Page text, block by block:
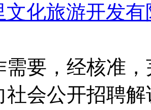
文化旅游开发
需要，经核准
社会公开招聘